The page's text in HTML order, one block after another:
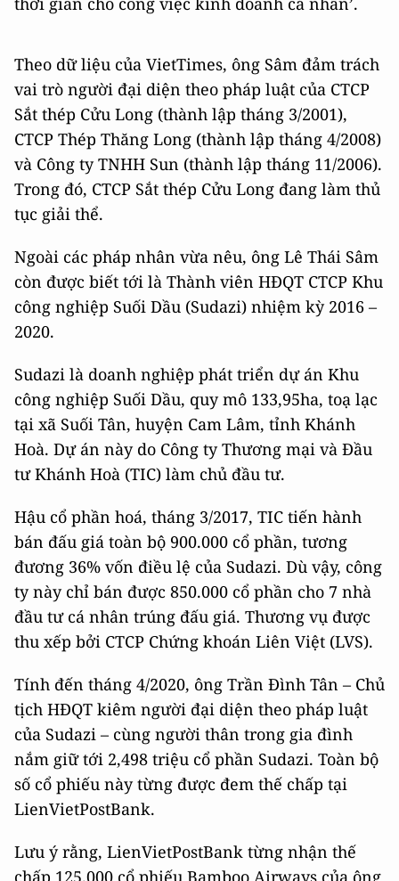
Theo dữ liệu của VietTimes, ông Sâm đảm trách
vai trò người đại diện theo pháp luật của CTCP
Sắt thép Cửu Long (thành lập tháng 3/2001),
CTCP Thép Thăng Long (thành lập tháng 4/2008)
và Công ty TNHH Sun (thành lập tháng 11/2006).
Trong đó, CTCP Sắt thép Cửu Long đang làm thủ
tục giải thể.
Ngoài các pháp nhân vừa nêu, ông Lê Thái Sâm
còn được biết tới là Thành viên HĐQT CTCP Khu
công nghiệp Suối Dầu (Sudazi) nhiệm kỳ 2016 –
2020.
Sudazi là doanh nghiệp phát triển dự án Khu
công nghiệp Suối Dầu, quy mô 133,95ha, toạ lạc
tại xã Suối Tân, huyện Cam Lâm, tỉnh Khánh
Hoà. Dự án này do Công ty Thương mại và Đầu
tư Khánh Hoà (TIC) làm chủ đầu tư.
Hậu cổ phần hoá, tháng 3/2017, TIC tiến hành
bán đấu giá toàn bộ 900.000 cổ phần, tương
đương 36% vốn điều lệ của Sudazi. Dù vậy, công
ty này chỉ bán được 850.000 cổ phần cho 7 nhà
đầu tư cá nhân trúng đấu giá. Thương vụ được
thu xếp bởi CTCP Chứng khoán Liên Việt (LVS).
Tính đến tháng 4/2020, ông Trần Đình Tân – Chủ
tịch HĐQT kiêm người đại diện theo pháp luật
của Sudazi – cùng người thân trong gia đình
nắm giữ tới 2,498 triệu cổ phần Sudazi. Toàn bộ
số cổ phiếu này từng được đem thế chấp tại
LienVietPostBank.
Lưu ý rằng, LienVietPostBank từng nhận thế
chấp 125.000 cổ phiếu Bamboo Airways của ông